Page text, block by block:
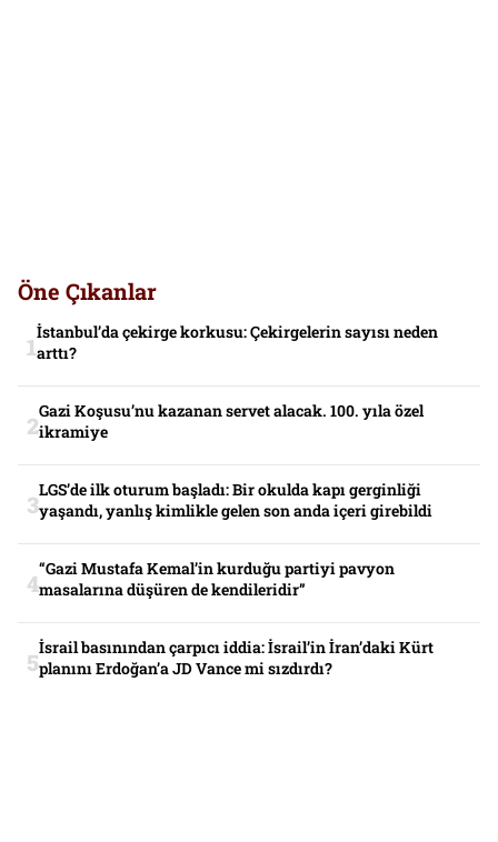
Öne Çıkanlar
İstanbul’da çekirge korkusu: Çekirgelerin sayısı neden
arttı?
Gazi Koşusu’nu kazanan servet alacak. 100. yıla özel
ikramiye
LGS’de ilk oturum başladı: Bir okulda kapı gerginliği
yaşandı, yanlış kimlikle gelen son anda içeri girebildi
“Gazi Mustafa Kemal’in kurduğu partiyi pavyon
masalarına düşüren de kendileridir”
İsrail basınından çarpıcı iddia: İsrail’in İran’daki Kürt
planını Erdoğan’a JD Vance mi sızdırdı?